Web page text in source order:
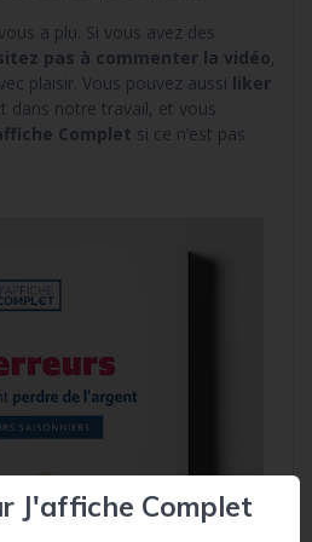
a plu. Si vous avez des
pas à commenter la vidéo,
plaisir. Vous pouvez aussi liker
dans notre travail, et vous
Complet si ce n’est pas
J'affiche Complet